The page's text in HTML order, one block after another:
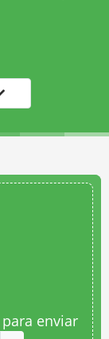
enviar